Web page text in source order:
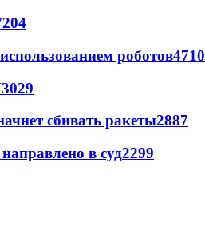
роботов4710
3029
сбивать ракеты2887
в суд2299